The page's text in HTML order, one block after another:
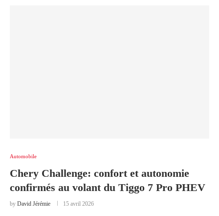
Automobile
Chery Challenge: confort et autonomie
confirmés au volant du Tiggo 7 Pro PHEV
by David Jérémie 15 avril 2026